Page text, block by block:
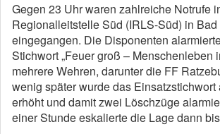
Gegen 23 Uhr waren zahlreiche Notrufe
Regionalleitstelle Süd (IRLS-Süd) in
eingegangen. Die Disponenten
Stichwort „Feuer groß – Menschenleben
mehrere Wehren, darunter die FF
wenig später wurde das Einsatzstichwort
erhöht und damit zwei Löschzüge
einer Stunde eskalierte die Lage dann bis